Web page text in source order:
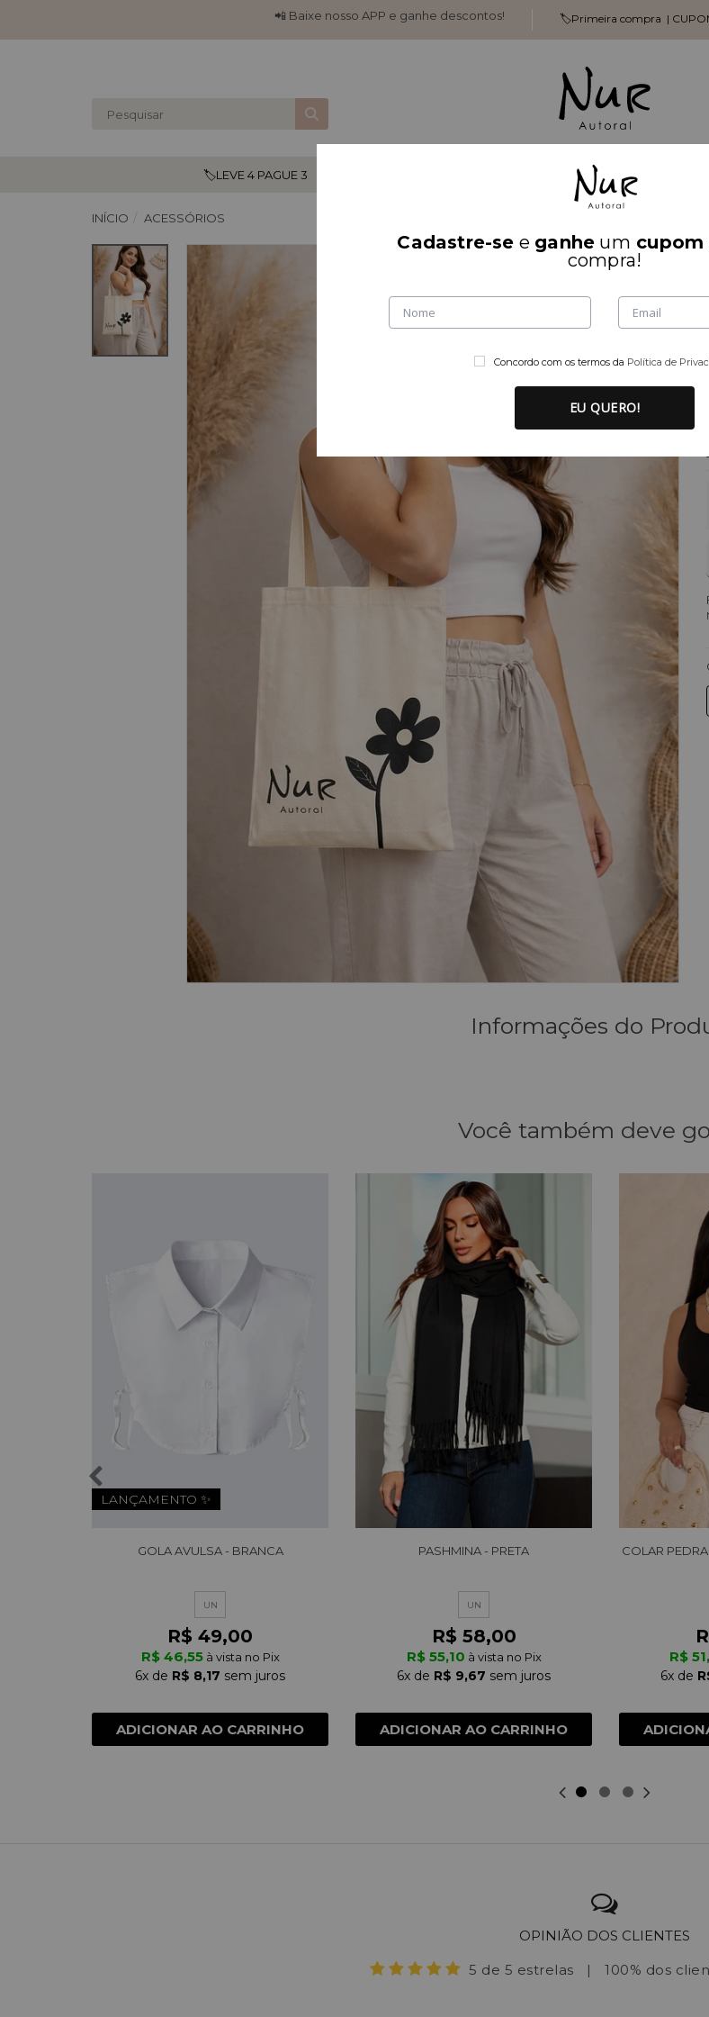
📲 Baixe nosso APP e ganhe descontos! 🏷️Primeira compra |
🏷️LEVE 4 PAGUE 3 Parte De Cima Parte De Baixo
INÍCIO ACESSÓRIOS
Informações do
Você também deve
LANÇAMENTO ✨
GOLA AVULSA - BRANCA
UN
R$ 49,00
R$ 46,55 à vista no Pix
6x de R$ 8,17 sem juros
ADICIONAR AO CARRINHO
PASHMINA - PRETA
UN
R$ 58,00
R$ 55,10 à vista no Pix
6x de R$ 9,67 sem juros
ADICIONAR AO CARRINHO
COLAR
R$
6x de
OPINIÃO DOS CLIENTES
5 de 5 estrelas
| 100% dos
Cadastre-se e ganhe um cupom
compra!
Concordo com os termos da Política de
EU QUERO!